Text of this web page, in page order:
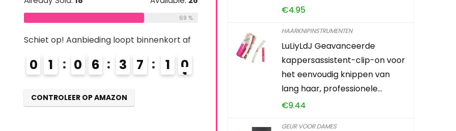
69 %
Schiet op! Aanbieding loopt binnenkort af
0 1 0 6 3 7 0
1 9
0
CONTROLEER OP AMAZON
€4.95
HAARKNIPINSTRUMENTEN
LuLiyLdJ Geavanceerde
kappersassistent-clip-on voor
het eenvoudig knippen van
lang haar, professionele…
€9.44
GEUR VOOR DAMES